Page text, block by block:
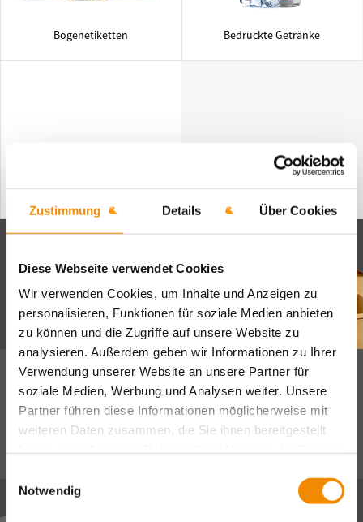
Zustimmung Details Über Cookies
Diese Webseite verwendet Cookies
Wir verwenden Cookies, um Inhalte und Anzeigen zu
personalisieren, Funktionen für soziale Medien anbieten
zu können und die Zugriffe auf unsere Website zu
analysieren. Außerdem geben wir Informationen zu Ihrer
Verwendung unserer Website an unsere Partner für
soziale Medien, Werbung und Analysen weiter. Unsere
Partner führen diese Informationen möglicherweise mit
weiteren Daten zusammen, die Sie ihnen bereitgestellt
Notwendig
Bogenetiketten Bedruckte Getränke
Heute bestellt und in schon 2 Werktagen wird die
Bestellung versand
Kundenstimmen
Eine hochauflösende Vorlage im richtigen Format sollte für einen
Auftrag ausreichen. Nicht alle Kunden haben Grafikbearbeitung